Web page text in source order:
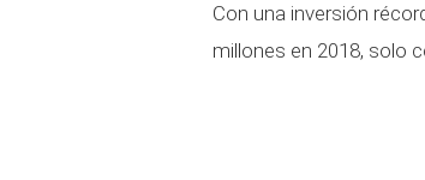
Con una inversión
millones en 2018, solo